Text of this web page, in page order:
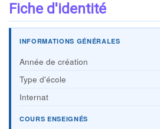
Fiche d'identité
INFORMATIONS GÉNÉRALES
Année de création
Type d'école
Internat
COURS ENSEIGNÉS